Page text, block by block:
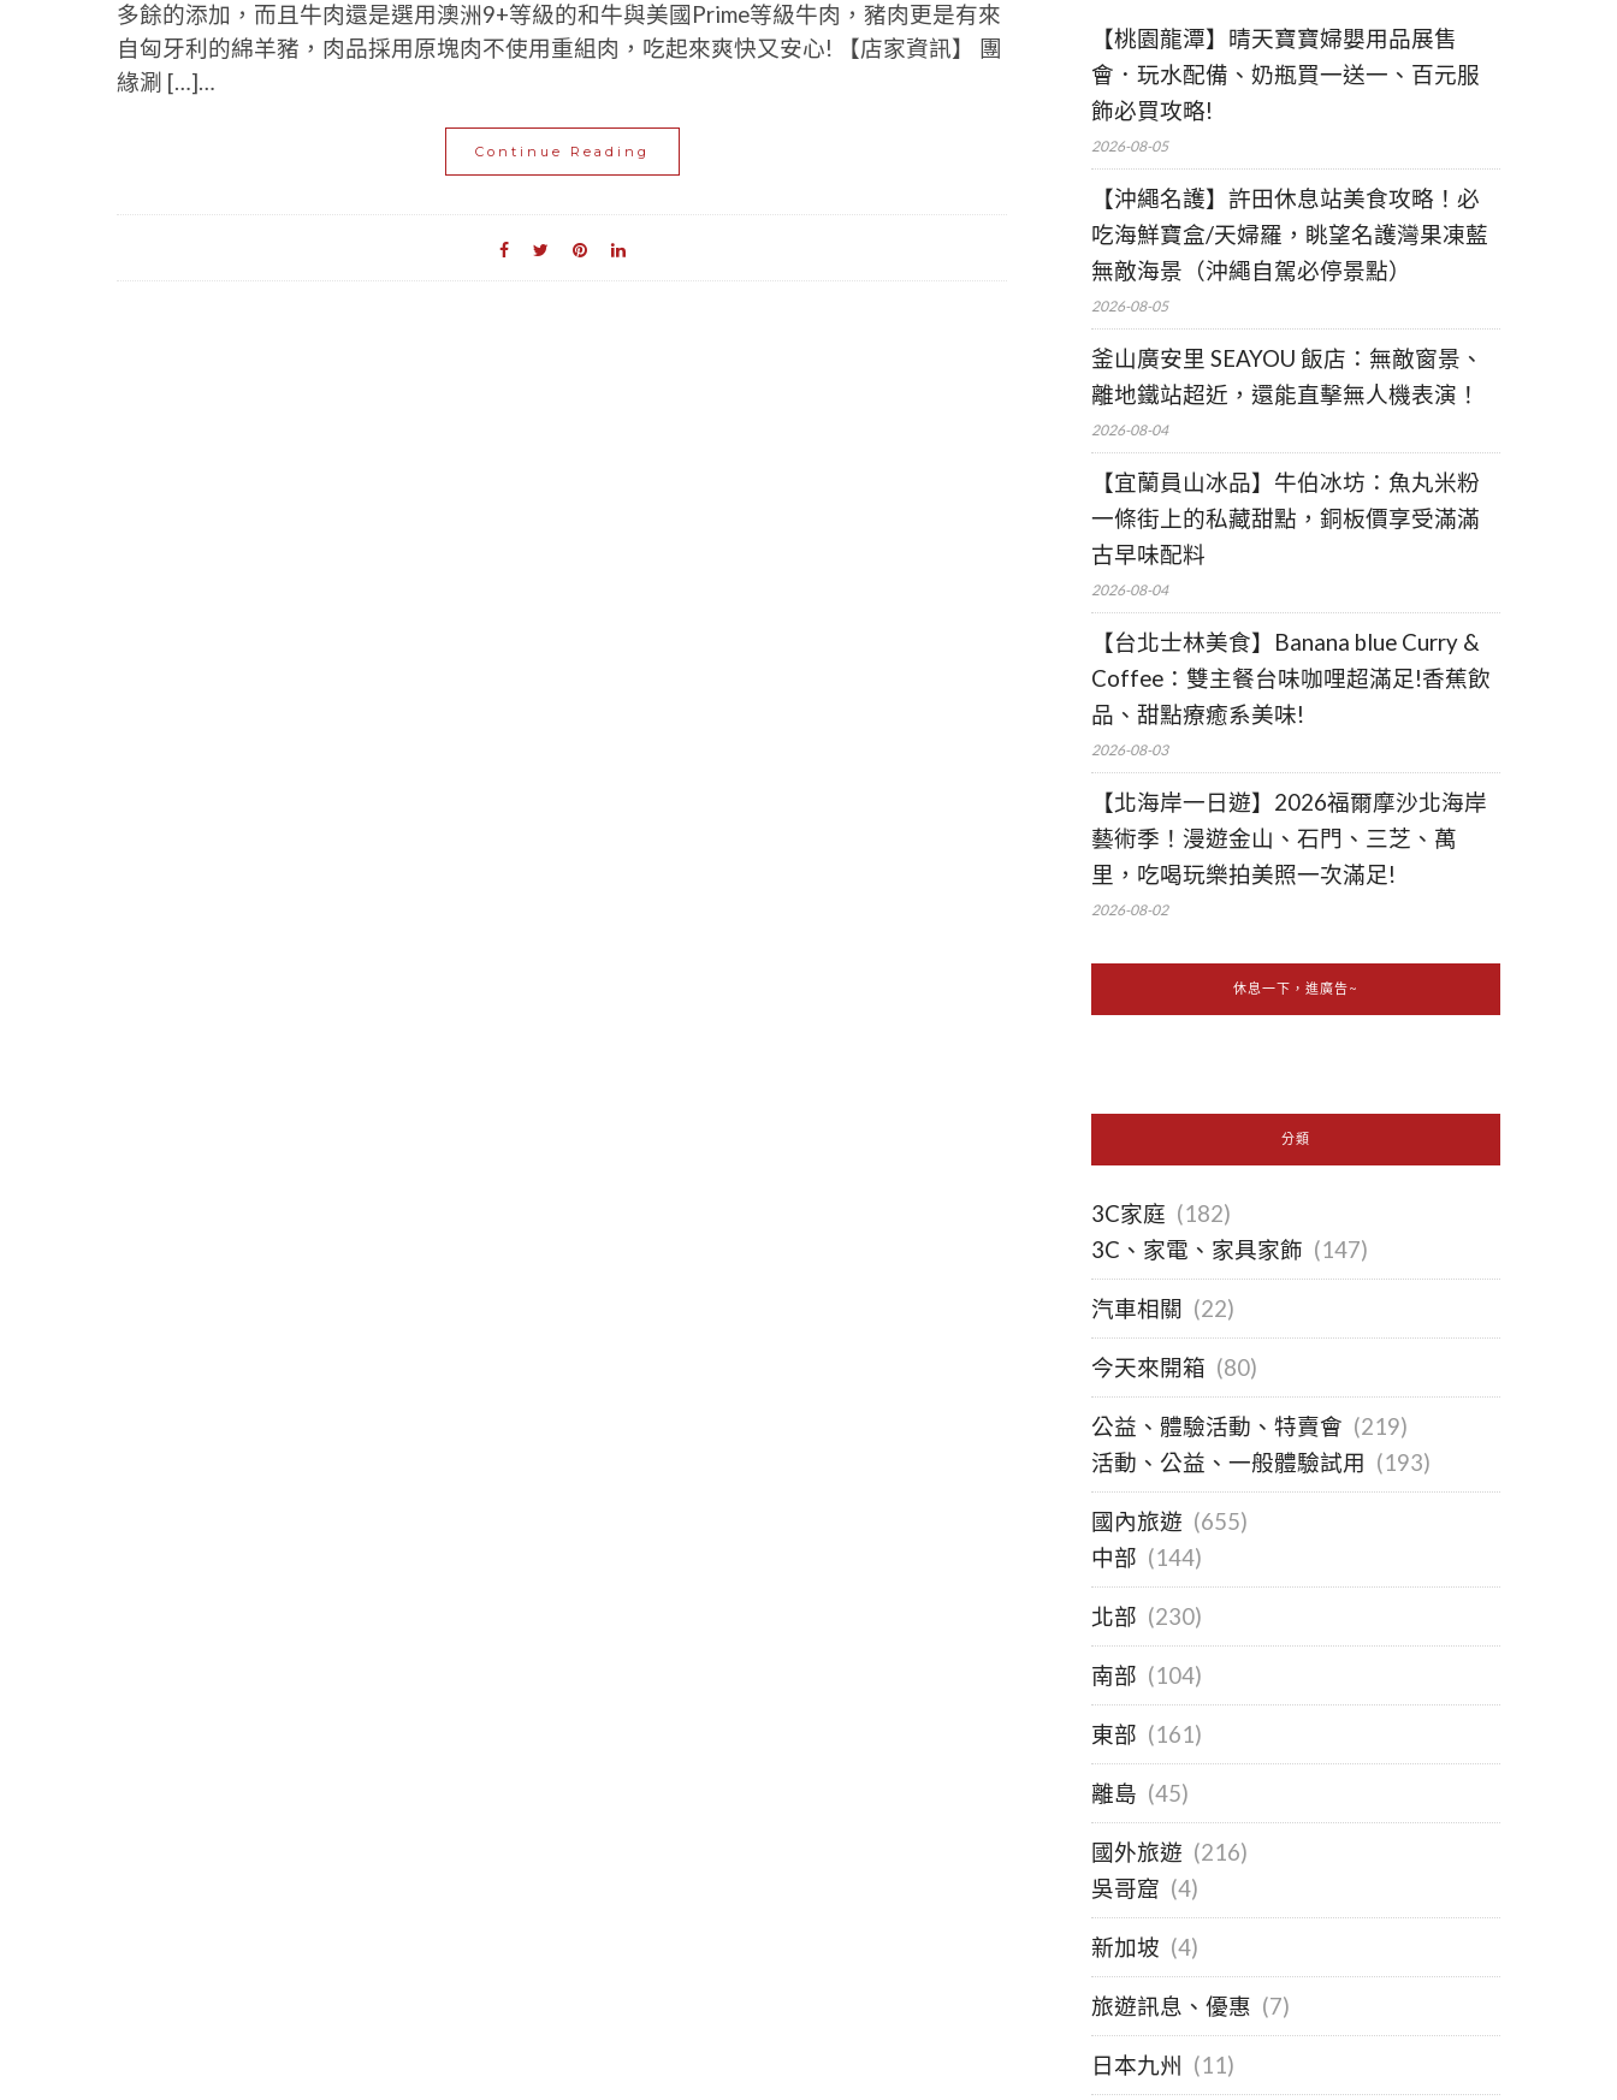
多餘的添加，而且牛肉還是選用澳洲9+等級的和牛與美國Prime等級牛肉，豬肉更是有來
自匈牙利的綿羊豬，肉品採用原塊肉不使用重組肉，吃起來爽快又安心! 【店家資訊】 團
緣涮 […]…
Continue Reading
【桃園龍潭】晴天寶寶婦嬰用品展售
會．玩水配備、奶瓶買一送一、百元服
飾必買攻略!
2026-08-05
【沖繩名護】許田休息站美食攻略！必
吃海鮮寶盒/天婦羅，眺望名護灣果凍藍
無敵海景（沖繩自駕必停景點）
2026-08-05
釜山廣安里 SEAYOU 飯店：無敵窗景、
離地鐵站超近，還能直擊無人機表演！
2026-08-04
【宜蘭員山冰品】牛伯冰坊：魚丸米粉
一條街上的私藏甜點，銅板價享受滿滿
古早味配料
2026-08-04
【台北士林美食】Banana blue Curry &
Coffee：雙主餐台味咖哩超滿足!香蕉飲
品、甜點療癒系美味!
2026-08-03
【北海岸一日遊】2026福爾摩沙北海岸
藝術季！漫遊金山、石門、三芝、萬
里，吃喝玩樂拍美照一次滿足!
2026-08-02
休息一下，進廣告~
分類
3C家庭 (182)
3C、家電、家具家飾 (147)
汽車相關 (22)
今天來開箱 (80)
公益、體驗活動、特賣會 (219)
活動、公益、一般體驗試用 (193)
國內旅遊 (655)
中部 (144)
北部 (230)
南部 (104)
東部 (161)
離島 (45)
國外旅遊 (216)
吳哥窟 (4)
新加坡 (4)
旅遊訊息、優惠 (7)
日本九州 (11)